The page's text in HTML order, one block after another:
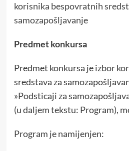
korisnika bespovratnih
samozapošljavanje
Predmet konkursa
Predmet konkursa je izbor
sredstava za
»Podsticaji za
(u daljem tekstu: Program),
Program je namijenjen: